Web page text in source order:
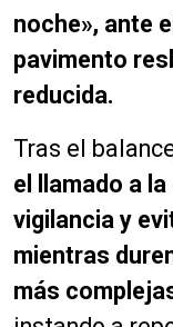
noche», ante
pavimento
reducida.
Tras el
el llamado a
vigilancia y
mientras
más